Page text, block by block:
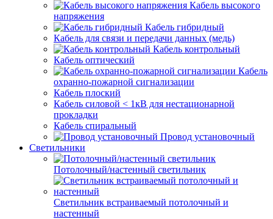
Кабель высокого
напряжения
Кабель гибридный
Кабель для связи и передачи данных (медь)
Кабель контрольный
Кабель оптический
Кабель
охранно-пожарной сигнализации
Кабель плоский
Кабель силовой < 1кВ для нестационарной
прокладки
Кабель спиральный
Провод установочный
Светильники
Потолочный/настенный светильник
Светильник встраиваемый потолочный и
настенный